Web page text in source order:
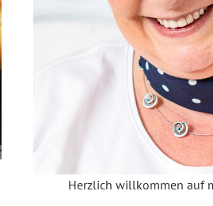
Herzlich willkommen auf